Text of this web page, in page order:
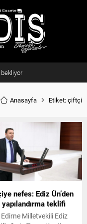
bekliyor
Anasayfa Etiket: çiftçi
nefes: Ediz Ün’den
teklifi
Milletvekili Ediz